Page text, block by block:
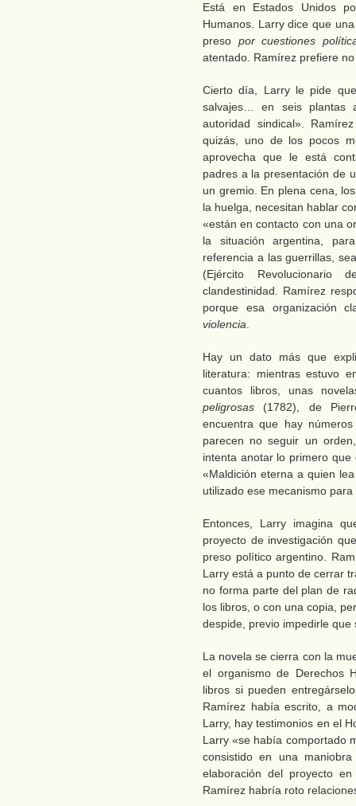
Está en Estados Unidos
Humanos. Larry dice que
preso por cuestiones
atentado. Ramírez prefiere
Cierto día, Larry le pide
salvajes… en seis plantas
autoridad sindical».
quizás, uno de los pocos
aprovecha que le está
padres a la presentación de
un gremio. En plena cena,
la huelga, necesitan hablar
«están en contacto con una
la situación argentina,
referencia a las guerrillas,
(Ejército
clandestinidad. Ramírez
porque esa organización
violencia
Hay un dato más que
literatura: mientras estuvo
cuantos libros, unas
peligrosas (1782), de
encuentra que hay
parecen no seguir un
intenta anotar lo primero
«Maldición eterna a quien
utilizado ese mecanismo
Entonces, Larry imagina
proyecto de investigación
preso político argentino.
Larry está a punto de cerrar
no forma parte del plan de
los libros, o con una copia,
despide, previo impedirle que
La novela se cierra con la
el organismo de Derechos
libros si pueden
Ramírez había escrito, a
Larry, hay testimonios en el
Larry «se había comportado
consistido en una
elaboración del proyecto
Ramírez habría roto